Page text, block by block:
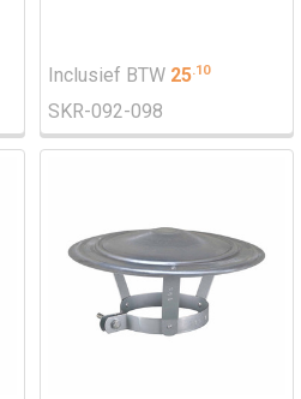
Inclusief BTW 25.10
SKR-092-098